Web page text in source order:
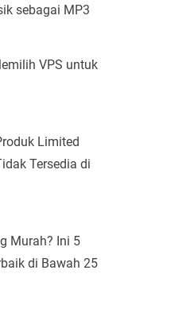
sebagai MP3
VPS untuk
Limited
Tersedia di
Murah? Ini 5
di Bawah 25